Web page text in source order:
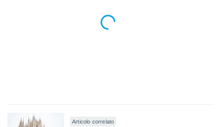
Articolo correlato